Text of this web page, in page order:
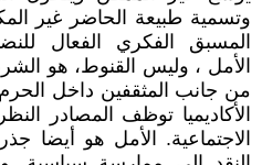
وتسمية طبيعة الحاضر غير
المسبق الفكري الفعال
الأمل ، وليس القنوط، هو
من جانب المثقفين داخل
الأكاديميا توظف المصادر
الاجتماعية. الأمل هو أيضا